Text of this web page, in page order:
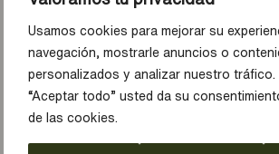
Usamos cookies para mejorar su
navegación, mostrarle anuncios o
personalizados y analizar nuestro tráfico.
“Aceptar todo” usted da su
de las cookies.